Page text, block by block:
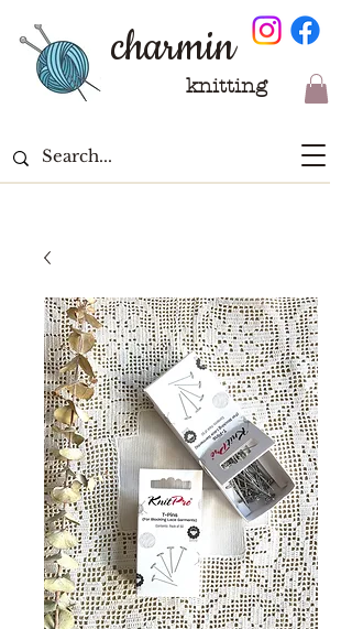
charmin
knitting